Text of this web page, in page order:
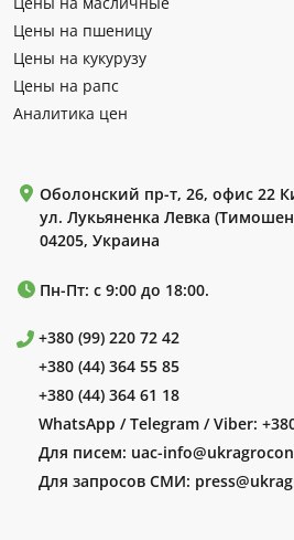
Цены на пшеницу
Цены на кукурузу
Цены на рапс
Аналитика цен
Оболонский пр-т, 26, офис 22
ул. Лукьяненка Левка
04205, Украина
Пн-Пт: с 9:00 до 18:00.
+380 (99) 220 72 42
+380 (44) 364 55 85
+380 (44) 364 61 18
WhatsApp / Telegram / Viber:
Для писем: uac-
Для запросов СМИ: